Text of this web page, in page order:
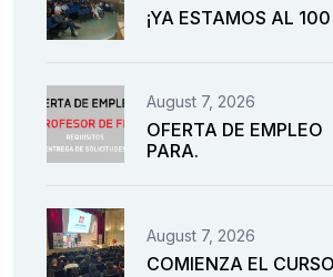
¡YA ESTAMOS AL
August 7, 2026
OFERTA DE EMPLEO
PARA.
August 7, 2026
COMIENZA EL